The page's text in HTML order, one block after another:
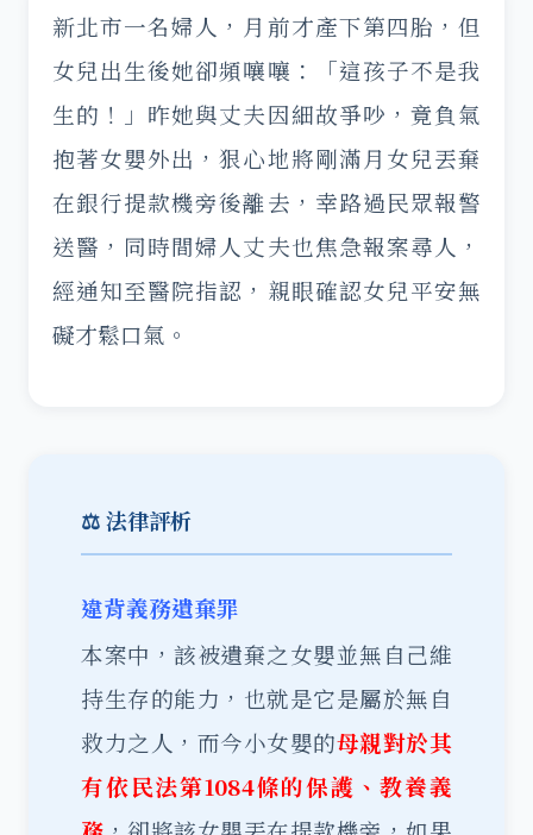
新北市一名婦人，月前才產下第四胎，但
女兒出生後她卻頻嚷嚷：「這孩子不是我
生的！」昨她與丈夫因細故爭吵，竟負氣
抱著女嬰外出，狠心地將剛滿月女兒丟棄
在銀行提款機旁後離去，幸路過民眾報警
送醫，同時間婦人丈夫也焦急報案尋人，
經通知至醫院指認，親眼確認女兒平安無
礙才鬆口氣。
⚖️ 法律評析
違背義務遺棄罪
本案中，該被遺棄之女嬰並無自己維
持生存的能力，也就是它是屬於無自
救力之人，而今小女嬰的母親對於其
有依民法第1084條的保護、教養義